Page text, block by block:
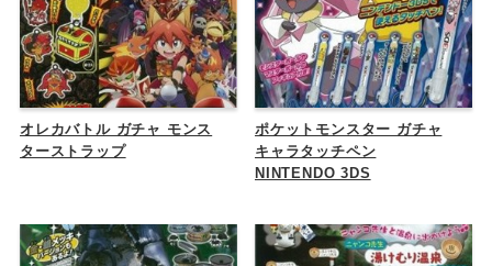
オレカバトル ガチャ モンス
ターストラップ
ポケットモンスター ガチャ
キャラタッチペン
NINTENDO 3DS